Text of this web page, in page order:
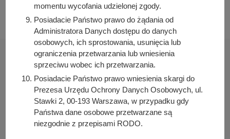
Urząd Miasta i Gminy w Kórniku
Pl. Niepodległości 1
62-035 Kórnik
momentu wycofania udzielonej zgody.
Posiadacie Państwo prawo do żądania od
Administratora Danych dostępu do danych
osobowych, ich sprostowania, usunięcia lub
ograniczenia przetwarzania lub wniesienia
sprzeciwu wobec ich przetwarzania.
Posiadacie Państwo prawo wniesienia skargi do
Prezesa Urzędu Ochrony Danych Osobowych, ul.
Stawki 2, 00-193 Warszawa, w przypadku gdy
Państwa dane osobowe przetwarzane są
niezgodnie z przepisami RODO.